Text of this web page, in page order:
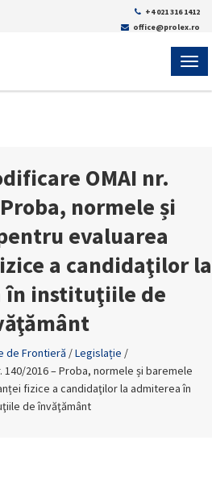
+4 021 316 1412
office@prolex.ro
OMAI nr.
normele și
evaluarea
a candidaţilor la
în instituţiile de
de Frontieră /Legislație /
2016 – Proba, normele și baremele
fizice a candidaţilor la admiterea în
de învăţământ